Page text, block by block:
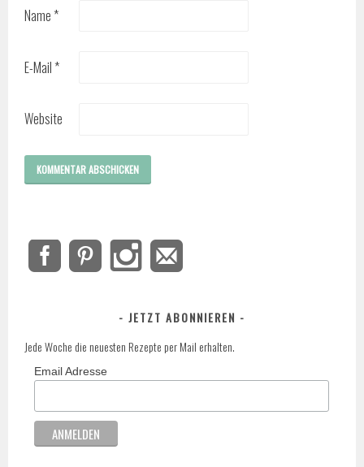
Name *
E-Mail *
Website
JETZT ABONNIEREN
Jede Woche die neuesten Rezepte per Mail erhalten.
Email Adresse